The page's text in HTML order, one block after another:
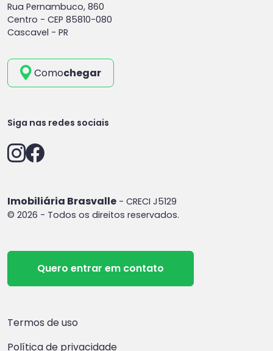
Rua Pernambuco, 860
Centro - CEP 85810-080
Cascavel - PR
Comochegar
Siga nas redes sociais
Imobiliária Brasvalle - CRECI J5129
© 2026 - Todos os direitos reservados.
Quero entrar em contato
Termos de uso
Política de privacidade